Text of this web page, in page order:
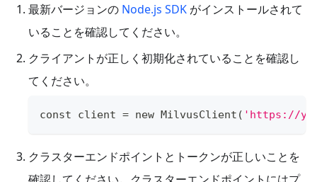
最新バージョンの Node.js SDK がインストールされて
いることを確認してください。
クライアントが正しく初期化されていることを確認し
てください。
const client = new MilvusClient ( 'https://
クラスターエンドポイントとトークンが正しいことを